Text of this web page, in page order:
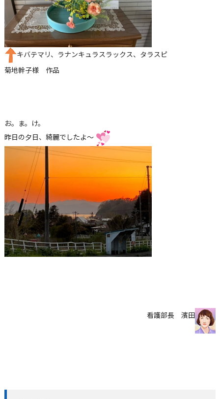
キバテマリ、ラナンキュラスラックス、タラスピ
菊地幹子様 作品
お。ま。け。
昨日の夕日、綺麗でしたよ～
看護部長 濱田